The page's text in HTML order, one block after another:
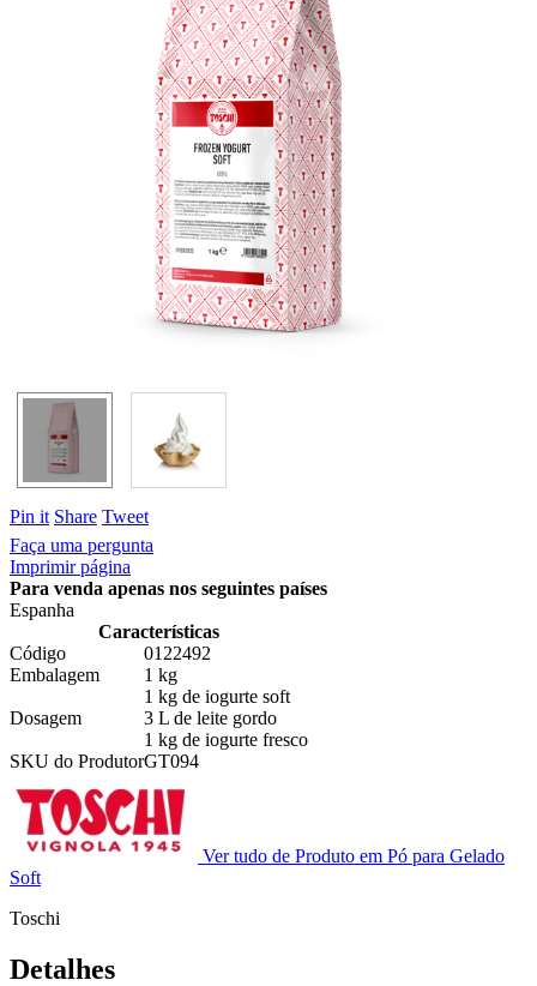
Pin it Share Tweet
Faça uma pergunta
Imprimir página
Para venda apenas nos seguintes países
Espanha
Características
Código
0122492
Embalagem
1 kg
Dosagem
1 kg de iogurte soft
3 L de leite gordo
1 kg de iogurte fresco
SKU do ProdutorGT094
Ver tudo de Produto em Pó para Gelado
Soft
Toschi
Detalhes